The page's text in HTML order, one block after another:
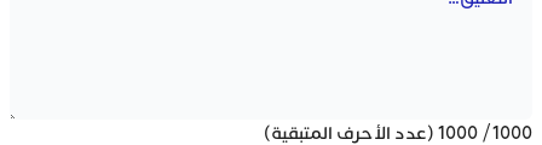
1000
/
1000 (عدد الأحرف المتبقية)